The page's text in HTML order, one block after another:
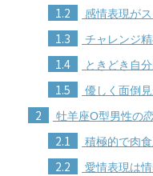
1.2 感情表現が
1.3 チャレンジ
1.4 ときどき自
1.5 優しく面倒
2 牡羊座O型男性の
2.1 積極的で肉
2.2 愛情表現は